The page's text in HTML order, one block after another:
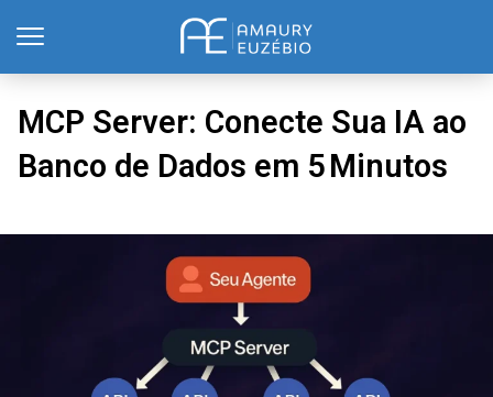
MCP Server: Conecte Sua IA ao
Banco de Dados em 5 Minutos